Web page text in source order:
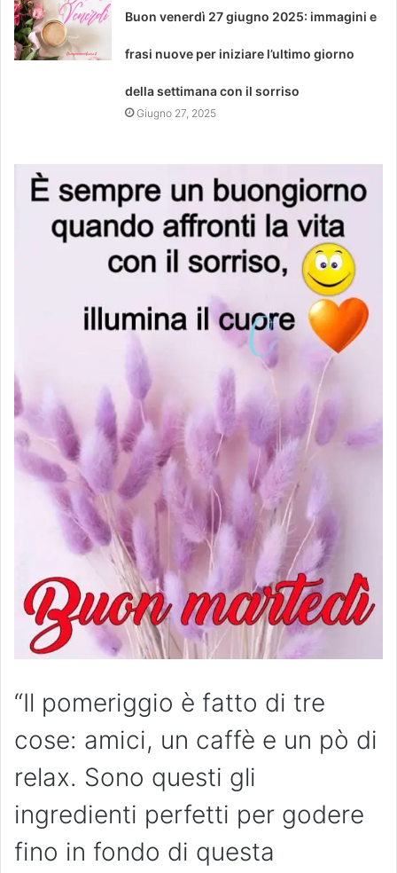
Buon venerdì 27 giugno 2025: immagini e
frasi nuove per iniziare l’ultimo giorno
della settimana con il sorriso
Giugno 27, 2025
“Il pomeriggio è fatto di tre
cose: amici, un caffè e un pò di
relax. Sono questi gli
ingredienti perfetti per godere
fino in fondo di questa